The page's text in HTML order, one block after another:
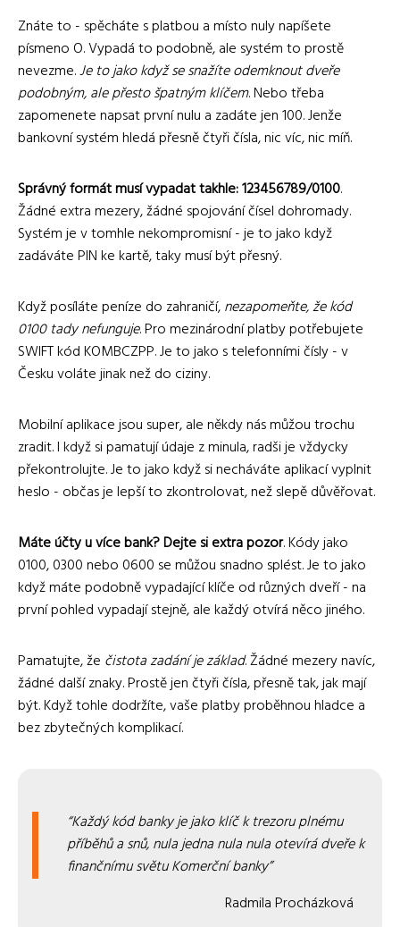
Znáte to - spěcháte s platbou a místo nuly napíšete
písmeno O. Vypadá to podobně, ale systém to prostě
nevezme.Je to jako když se snažíte odemknout dveře
podobným, ale přesto špatným klíčem. Nebo třeba
zapomenete napsat první nulu a zadáte jen 100. Jenže
bankovní systém hledá přesně čtyři čísla, nic víc, nic míň.
Správný formát musí vypadat takhle: 123456789/0100.
Žádné extra mezery, žádné spojování čísel dohromady.
Systém je v tomhle nekompromisní - je to jako když
zadáváte PIN ke kartě, taky musí být přesný.
Když posíláte peníze do zahraničí,nezapomeňte, že kód
0100 tady nefunguje. Pro mezinárodní platby potřebujete
SWIFT kód KOMBCZPP. Je to jako s telefonními čísly - v
Česku voláte jinak než do ciziny.
Mobilní aplikace jsou super, ale někdy nás můžou trochu
zradit. I když si pamatují údaje z minula, radši je vždycky
překontrolujte. Je to jako když si necháváte aplikací vyplnit
heslo - občas je lepší to zkontrolovat, než slepě důvěřovat.
Máte účty u více bank? Dejte si extra pozor. Kódy jako
0100, 0300 nebo 0600 se můžou snadno splést. Je to jako
když máte podobně vypadající klíče od různých dveří - na
první pohled vypadají stejně, ale každý otvírá něco jiného.
Pamatujte, že čistota zadání je základ. Žádné mezery navíc,
žádné další znaky. Prostě jen čtyři čísla, přesně tak, jak mají
být. Když tohle dodržíte, vaše platby proběhnou hladce a
bez zbytečných komplikací.
Každý kód banky je jako klíč k trezoru plnému
příběhů a snů, nula jedna nula nula otevírá dveře k
finančnímu světu Komerční banky
Radmila Procházková